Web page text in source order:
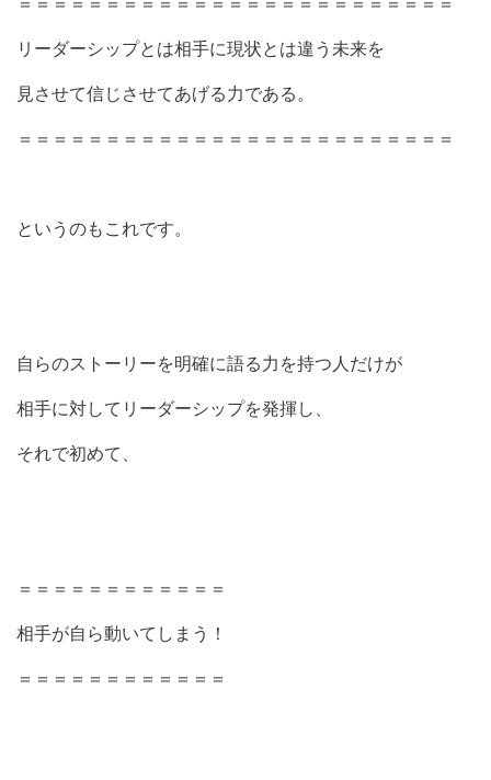
＝＝＝＝＝＝＝＝＝＝＝＝＝＝＝＝＝＝＝＝＝＝＝＝＝
リーダーシップとは相手に現状とは違う未来を
見させて信じさせてあげる力である。
＝＝＝＝＝＝＝＝＝＝＝＝＝＝＝＝＝＝＝＝＝＝＝＝＝
というのもこれです。
自らのストーリーを明確に語る力を持つ人だけが
相手に対してリーダーシップを発揮し、
それで初めて、
＝＝＝＝＝＝＝＝＝＝＝＝
相手が自ら動いてしまう！
＝＝＝＝＝＝＝＝＝＝＝＝